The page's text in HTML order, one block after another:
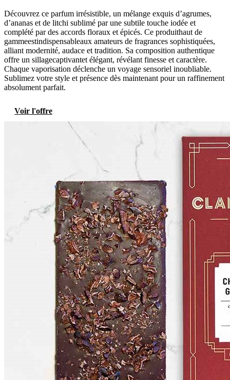
Découvrez ce parfum irrésistible, un mélange exquis d’agrumes,
d’ananas et de litchi sublimé par une subtile touche iodée et
complété par des accords floraux et épicés. Ce produithaut de
gammeestindispensableaux amateurs de fragrances sophistiquées,
alliant modernité, audace et tradition. Sa composition authentique
offre un sillagecaptivantet élégant, révélant finesse et caractère.
Chaque vaporisation déclenche un voyage sensoriel inoubliable.
Sublimez votre style et présence dès maintenant pour un raffinement
absolument parfait.
Voir l'offre